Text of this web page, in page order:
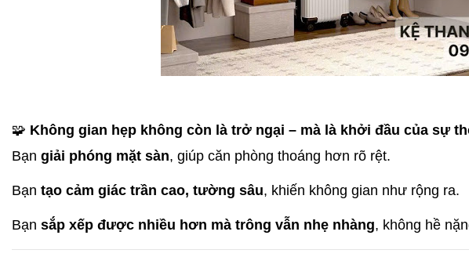
🧩 Không gian hẹp không còn là trở ngại – mà là khởi đầu của sự
Bạn giải phóng mặt sàn, giúp căn phòng thoáng hơn rõ rệt.
Bạn tạo cảm giác trần cao, tường sâu, khiến không gian như rộng ra.
Bạn sắp xếp được nhiều hơn mà trông vẫn nhẹ nhàng, không hề